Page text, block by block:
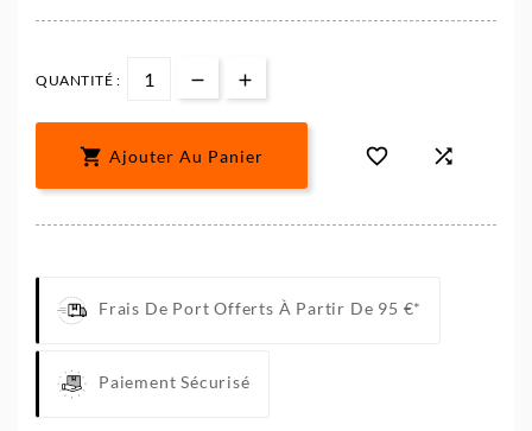
QUANTITÉ :
 Ajouter Au Panier  
Frais De Port Offerts À Partir De 95 €*
Paiement Sécurisé